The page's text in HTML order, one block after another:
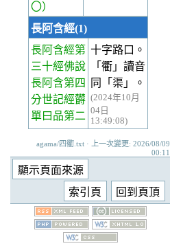
〇）
長阿含經(1)
長阿含經第
三十經佛說
長阿含第四
分世記經欝
單曰品第二
十字路口。
「衢」讀音
同「渠」。
(2024年10月
04日
13:49:08)
agama/四衢.txt · 上一次變更: 2026/08/09
00:11